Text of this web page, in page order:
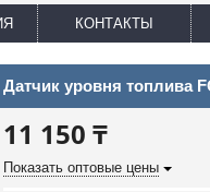
КОНТАКТЫ
Датчик уровня топлива
11 150 ₸
Показать оптовые цены